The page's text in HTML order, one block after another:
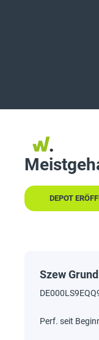
DEPOT
Szew